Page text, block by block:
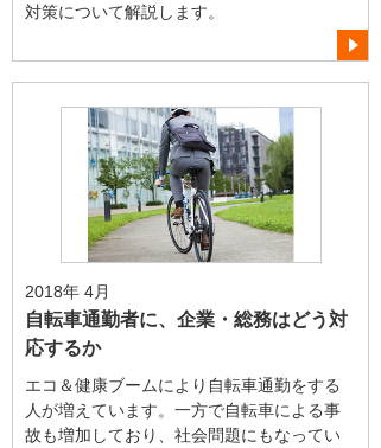
対策について解説します。
2018年 4月
自転車通勤者に、企業・総務はどう対
応するか
エコ＆健康ブームにより自転車通勤をする
人が増えています。一方で自転車による事
故も増加しており、社会問題にもなってい